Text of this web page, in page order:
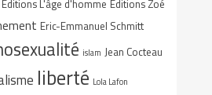
Editions L'âge d'homme Editions Zoé
Eric-Emmanuel Schmitt
islam Jean Cocteau
liberté Lola Lafon